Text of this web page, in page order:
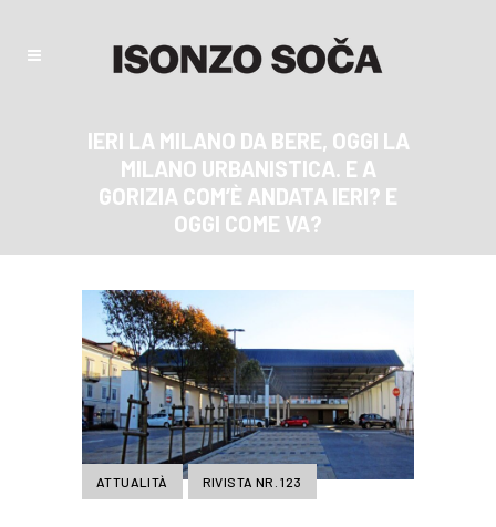
IERI LA MILANO DA BERE, OGGI LA
MILANO URBANISTICA. E A
GORIZIA COM’È ANDATA IERI? E
OGGI COME VA?
ATTUALITÀ RIVISTA NR. 123